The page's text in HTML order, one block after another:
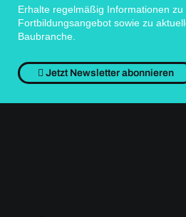
Erhalte regelmäßig Informationen zu
Fortbildungsangebot sowie zu
Baubranche.
Jetzt Newsletter abonnieren